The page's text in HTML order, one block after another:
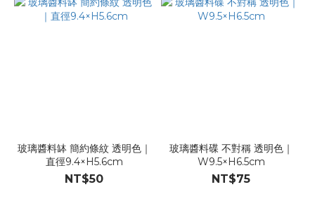
玻璃醬料缽 簡約條紋 透明色｜
直徑9.4×H5.6cm
NT$50
玻璃醬料碟 不對稱 透明色｜
W9.5×H6.5cm
NT$75